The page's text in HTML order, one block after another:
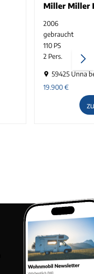
Miller Miller
2006
gebraucht
110 PS
2 Pers.
59425 Unna
19.900€